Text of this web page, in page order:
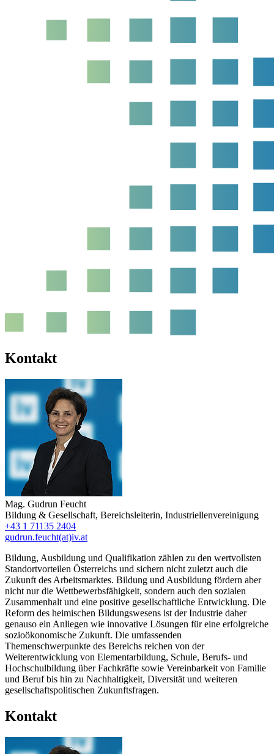
Kontakt
Mag. Gudrun Feucht
Bildung & Gesellschaft, Bereichsleiterin, Industriellenvereinigung
+43 1 71135 2404
gudrun.feucht(at)iv.at
Bildung, Ausbildung und Qualifikation zählen zu den wertvollsten
Standortvorteilen Österreichs und sichern nicht zuletzt auch die
Zukunft des Arbeitsmarktes. Bildung und Ausbildung fördern aber
nicht nur die Wettbewerbsfähigkeit, sondern auch den sozialen
Zusammenhalt und eine positive gesellschaftliche Entwicklung. Die
Reform des heimischen Bildungswesens ist der Industrie daher
genauso ein Anliegen wie innovative Lösungen für eine erfolgreiche
sozioökonomische Zukunft. Die umfassenden
Themenschwerpunkte des Bereichs reichen von der
Weiterentwicklung von Elementarbildung, Schule, Berufs- und
Hochschulbildung über Fachkräfte sowie Vereinbarkeit von Familie
und Beruf bis hin zu Nachhaltigkeit, Diversität und weiteren
gesellschaftspolitischen Zukunftsfragen.
Kontakt